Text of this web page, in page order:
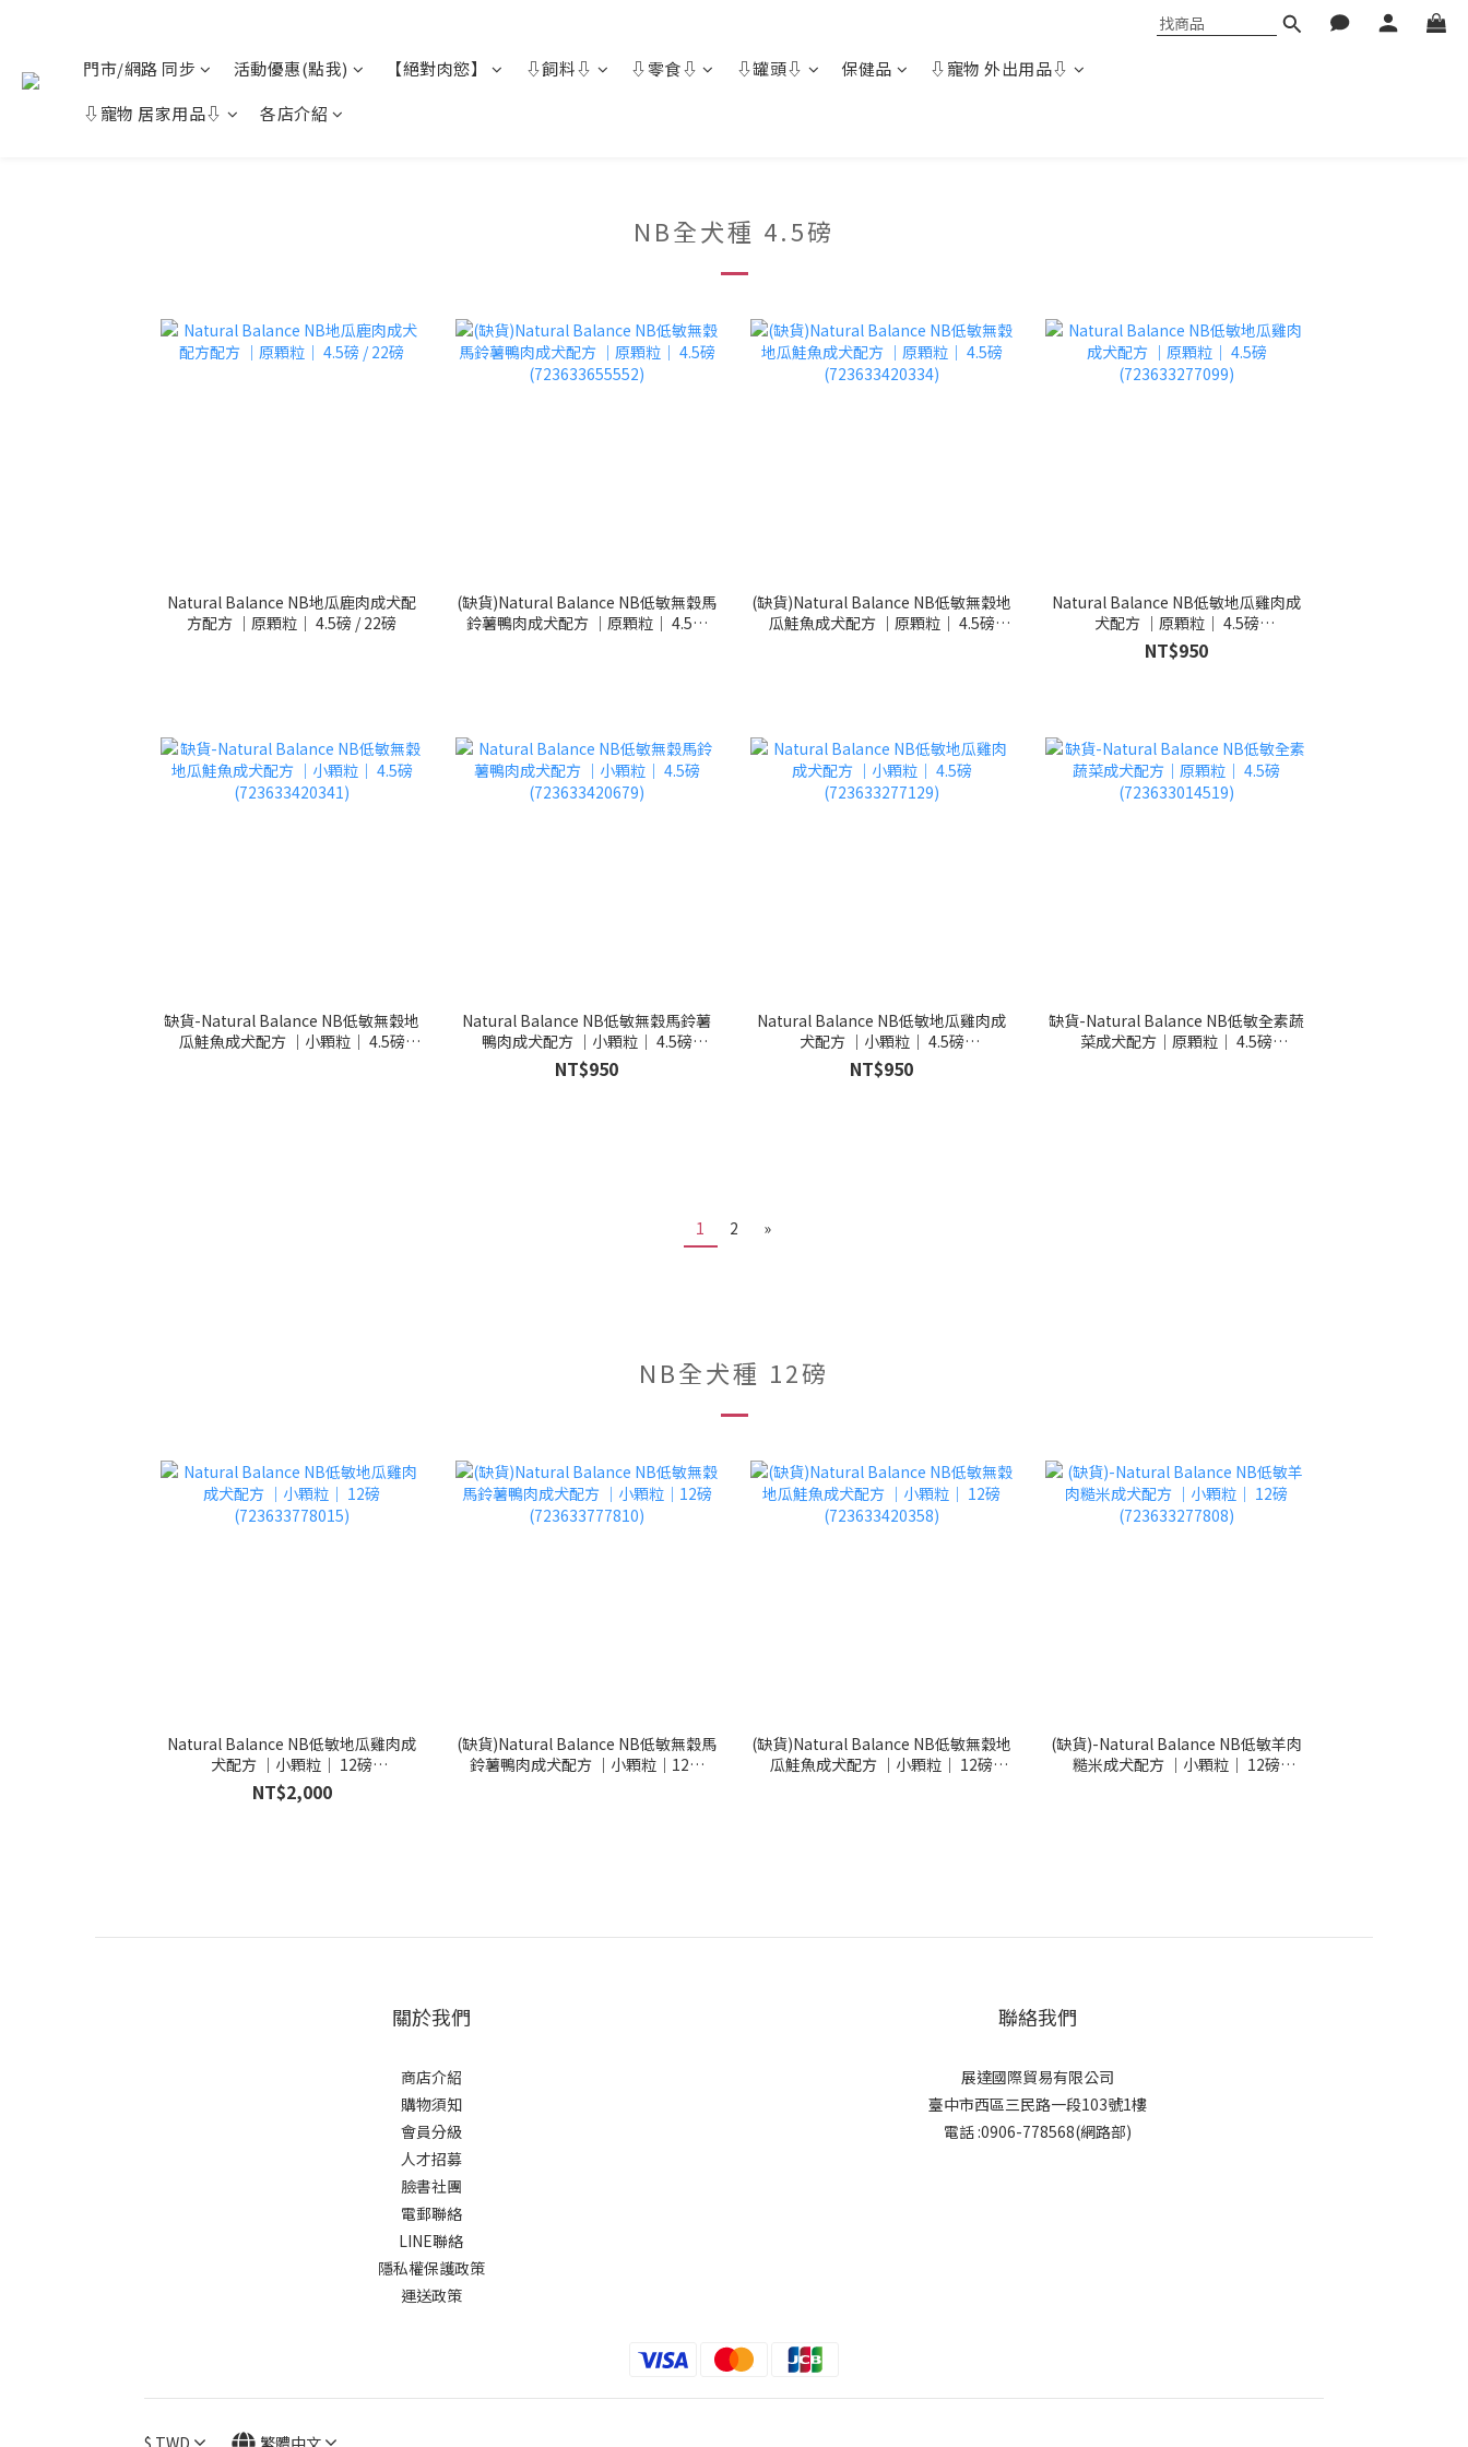
門市/網路 同步 活動優惠(點我) 【絕對肉慾】 ⇩飼料⇩ ⇩零食⇩ ⇩罐頭⇩ 保健品
⇩寵物 外出用品⇩
⇩寵物 居家用品⇩
各店介紹
NB全犬種 4.5磅
Natural Balance NB地瓜鹿肉成犬配
方配方 ｜原顆粒｜ 4.5磅 / 22磅
(缺貨)Natural Balance NB低敏無穀馬
鈴薯鴨肉成犬配方 ｜原顆粒｜ 4.5磅
(缺貨)Natural Balance NB低敏無穀地
瓜鮭魚成犬配方 ｜原顆粒｜ 4.5磅
Natural Balance NB低敏地瓜雞肉成
犬配方 ｜原顆粒｜ 4.5磅
(723633277099)
NT$950
缺貨-Natural Balance NB低敏無穀地
瓜鮭魚成犬配方 ｜小顆粒｜ 4.5磅
Natural Balance NB低敏無穀馬鈴薯
鴨肉成犬配方 ｜小顆粒｜ 4.5磅
(723633420679)
NT$950
Natural Balance NB低敏地瓜雞肉成
犬配方 ｜小顆粒｜ 4.5磅
(723633277129)
NT$950
缺貨-Natural Balance NB低敏全素蔬
菜成犬配方｜原顆粒｜ 4.5磅
1 2 »
NB全犬種 12磅
Natural Balance NB低敏地瓜雞肉成
犬配方 ｜小顆粒｜ 12磅
(723633778015)
NT$2,000
(缺貨)Natural Balance NB低敏無穀馬
鈴薯鴨肉成犬配方 ｜小顆粒｜12磅
(缺貨)Natural Balance NB低敏無穀地
瓜鮭魚成犬配方 ｜小顆粒｜ 12磅
(缺貨)-Natural Balance NB低敏羊肉
糙米成犬配方 ｜小顆粒｜ 12磅
關於我們
商店介紹
購物須知
會員分級
人才招募
臉書社團
電郵聯絡
LINE聯絡
隱私權保護政策
運送政策
聯絡我們
展達國際貿易有限公司
臺中市西區三民路一段103號1樓
電話 :0906-778568(網路部)
$ TWD 繁體中文